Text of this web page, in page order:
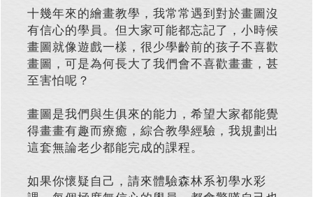
十幾年來的繪畫教學，我常常遇到對於畫圖沒
有信心的學員。但大家可能都忘記了，小時候
畫圖就像遊戲一樣，很少學齡前的孩子不喜歡
畫圖，可是為何長大了我們會不喜歡畫畫，甚
至害怕呢？
畫圖是我們與生俱來的能力，希望大家都能覺
得畫畫有趣而療癒，綜合教學經驗，我規劃出
這套無論老少都能完成的課程。
如果你懷疑自己，請來體驗森林系初學水彩